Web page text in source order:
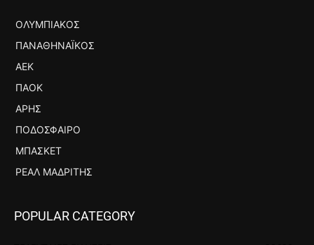
ΟΛΥΜΠΙΑΚΌΣ
ΠΑΝΑΘΗΝΑΪΚΌΣ
ΑΕΚ
ΠΑΟΚ
ΆΡΗΣ
ΠΟΔΌΣΦΑΙΡΟ
ΜΠΆΣΚΕΤ
ΡΕΆΛ ΜΑΔΡΊΤΗΣ
POPULAR CATEGORY